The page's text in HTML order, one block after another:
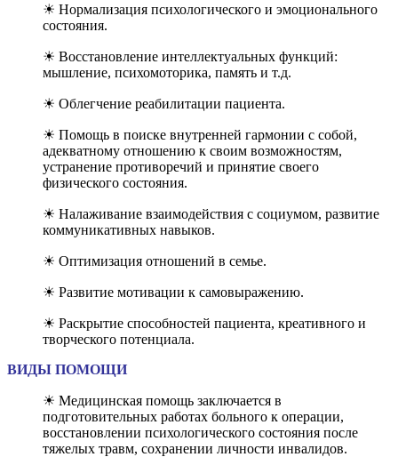
☀ Нормализация психологического и эмоционального
состояния.
☀ Восстановление интеллектуальных функций:
мышление, психомоторика, память и т.д.
☀ Облегчение реабилитации пациента.
☀ Помощь в поиске внутренней гармонии с собой,
адекватному отношению к своим возможностям,
устранение противоречий и принятие своего
физического состояния.
☀ Налаживание взаимодействия с социумом, развитие
коммуникативных навыков.
☀ Оптимизация отношений в семье.
☀ Развитие мотивации к самовыражению.
☀ Раскрытие способностей пациента, креативного и
творческого потенциала.
ВИДЫ ПОМОЩИ
☀ Медицинская помощь заключается в
подготовительных работах больного к операции,
восстановлении психологического состояния после
тяжелых травм, сохранении личности инвалидов.